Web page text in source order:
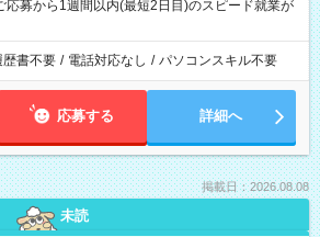
応募から1週間以内(最短2日目)のスピード就業が
歴書不要 / 電話対応なし / パソコンスキル不要
応募する 詳細へ
掲載日：2026.08.08
未読